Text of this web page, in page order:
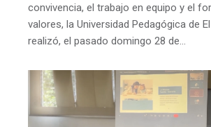
convivencia, el trabajo en equipo y el
valores, la Universidad Pedagógica de
realizó, el pasado domingo 28 de…